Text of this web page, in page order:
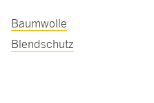
Baumwolle
Blendschutz